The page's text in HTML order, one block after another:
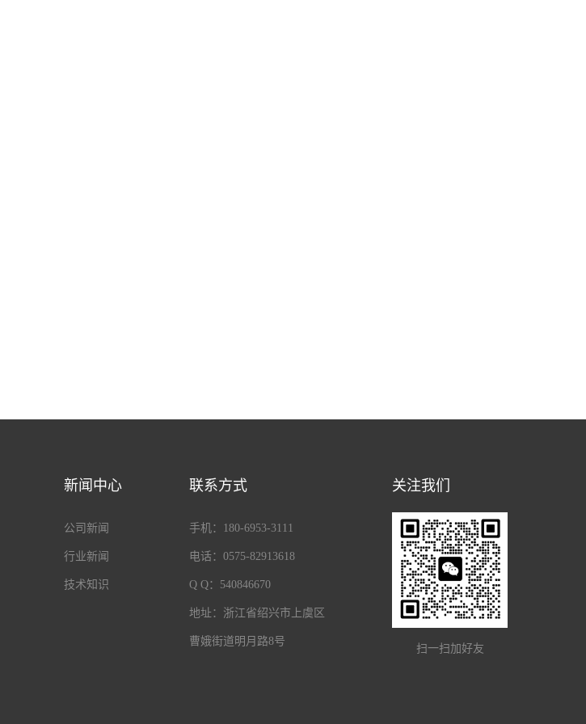
新闻中心
公司新闻
行业新闻
技术知识
联系方式
手机：180-6953-3111
电话：0575-82913618
Q Q：540846670
地址：浙江省绍兴市上虞区
曹娥街道明月路8号
关注我们
扫一扫加好友